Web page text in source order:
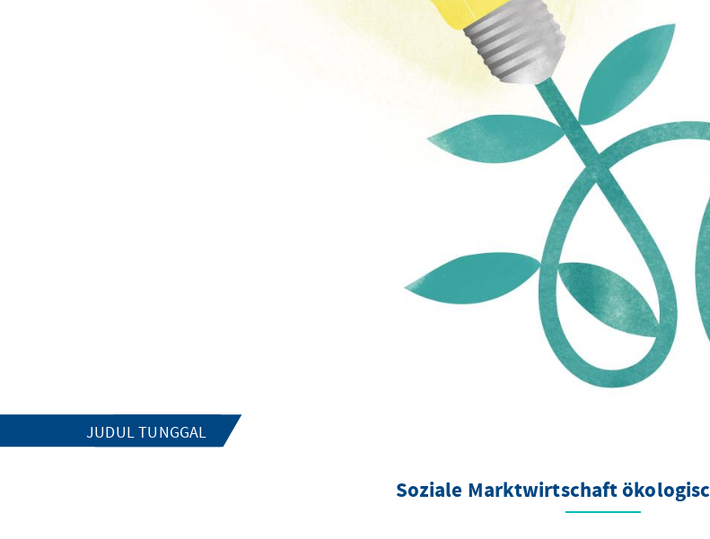
JUDUL TUNGGAL
Soziale Marktwirtschaft